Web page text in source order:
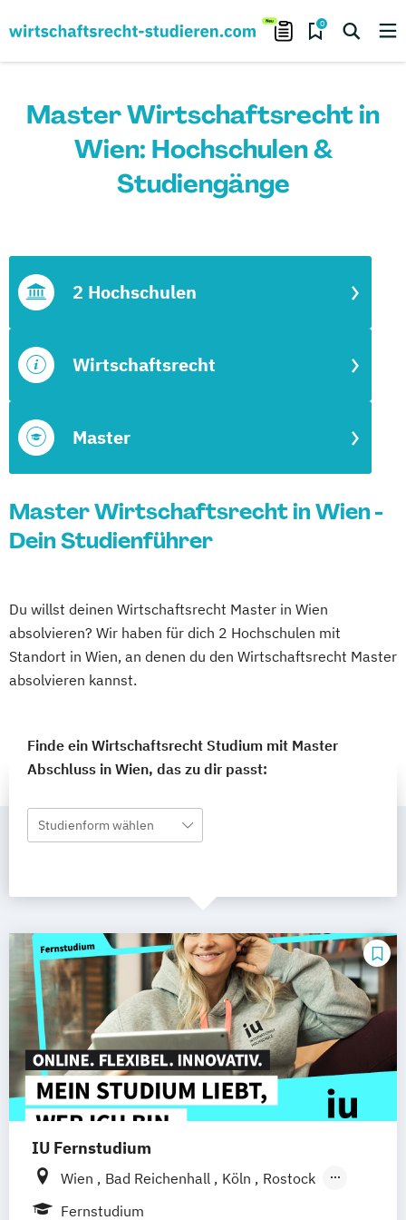
0
Master Wirtschaftsrecht in
Wien: Hochschulen &
Studiengänge
Master
Wirtschaftsrecht
2 Hochschulen
Master Wirtschaftsrecht in Wien -
Dein Studienführer
Du willst deinen Wirtschaftsrecht Master in Wien
absolvieren? Wir haben für dich 2 Hochschulen mit
Standort in Wien, an denen du den Wirtschaftsrecht Master
absolvieren kannst.
Finde ein Wirtschaftsrecht Studium mit Master
Abschluss in Wien, das zu dir passt:
Studienform wählen
IU Fernstudium
Wien Bad Reichenhall Köln
Rostock
Freiburg
Fernstudium